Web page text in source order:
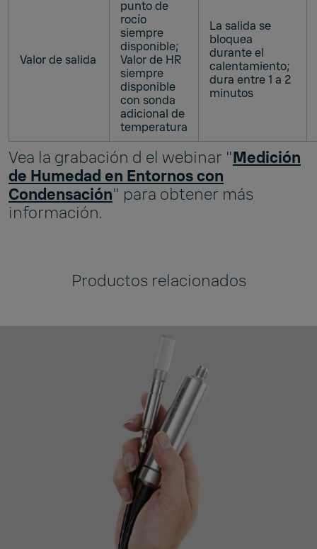
Valor de salida
punto de
rocío
siempre
disponible;
Valor de HR
siempre
disponible
con sonda
adicional de
temperatura
La salida se
bloquea
durante el
calentamiento;
dura entre 1 a 2
minutos
Vea la grabación d el webinar "Medición
de Humedad en Entornos con
Condensación" para obtener más
información.
Productos relacionados